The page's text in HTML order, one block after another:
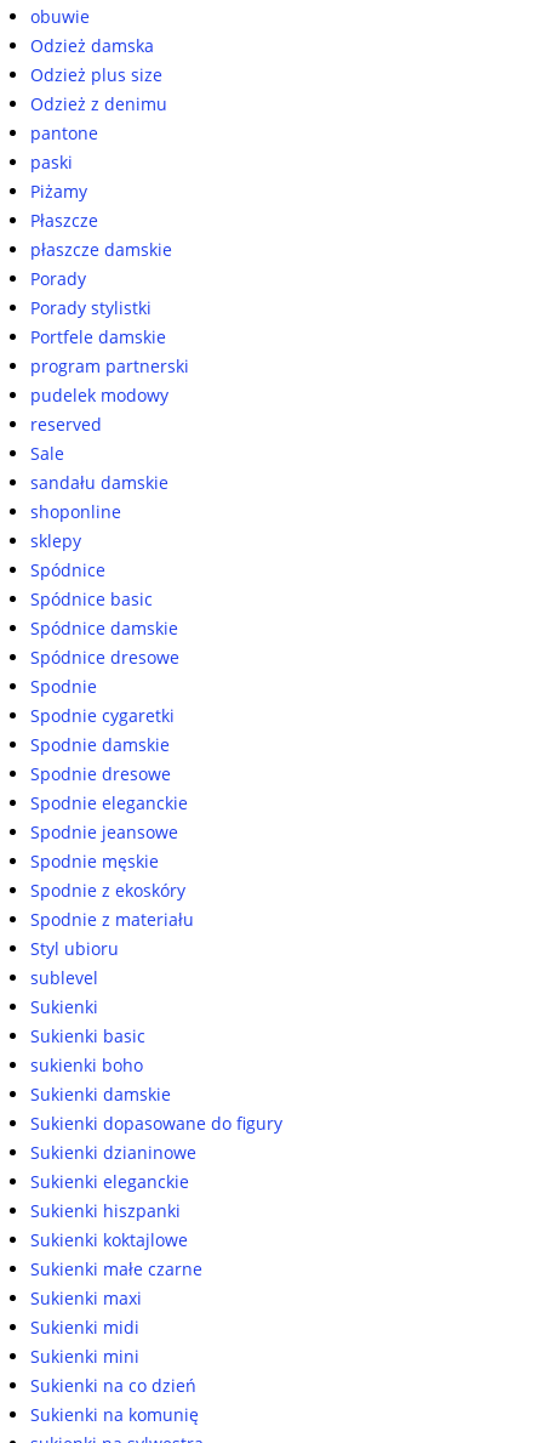
obuwie
Odzież damska
Odzież plus size
Odzież z denimu
pantone
paski
Piżamy
Płaszcze
płaszcze damskie
Porady
Porady stylistki
Portfele damskie
program partnerski
pudelek modowy
reserved
Sale
sandału damskie
shoponline
sklepy
Spódnice
Spódnice basic
Spódnice damskie
Spódnice dresowe
Spodnie
Spodnie cygaretki
Spodnie damskie
Spodnie dresowe
Spodnie eleganckie
Spodnie jeansowe
Spodnie męskie
Spodnie z ekoskóry
Spodnie z materiału
Styl ubioru
sublevel
Sukienki
Sukienki basic
sukienki boho
Sukienki damskie
Sukienki dopasowane do figury
Sukienki dzianinowe
Sukienki eleganckie
Sukienki hiszpanki
Sukienki koktajlowe
Sukienki małe czarne
Sukienki maxi
Sukienki midi
Sukienki mini
Sukienki na co dzień
Sukienki na komunię